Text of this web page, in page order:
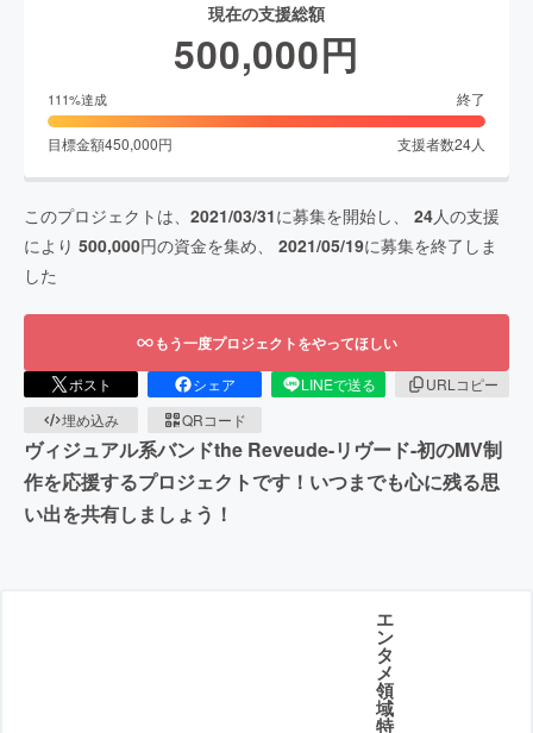
現在の支援総額
500,000円
111%達成 終了
目標金額450,000円 支援者数24人
このプロジェクトは、 2021/03/31に募集を開始し、 24人の支援
により 500,000円の資金を集め、 2021/05/19に募集を終了しま
した
もう一度プロジェクトをやってほしい
ポスト シェア LINEで送る
URLコピー
埋め込み
QRコード
ヴィジュアル系バンドthe Reveude-リヴード-初のMV制
作を応援するプロジェクトです！いつまでも心に残る思
い出を共有しましょう！
エ
ン
タ
メ
領
域
特